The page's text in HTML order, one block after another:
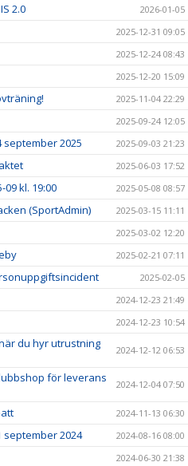
2.0 2026-01-05
2025-12-31 09:05
2025-12-24 08:43
2025-12-20 15:09
2025-11-04 22:29
2025-09-24 12:05
2025 2025-09-03 21:23
2025-06-03 17:52
09 kl. 19:00 2025-05-08 08:57
(SportAdmin) 2025-03-15 11:11
2025-03-02 12:20
2025-02-21 07:11
2025-02-05
2024-12-23 21:49
2024-12-23 10:54
du hyr utrustning
2024-12-12 06:53
för leverans
2024-12-04 07:50
2024-11-13 06:30
september 2024 2024-08-16 08:00
2024-06-30 21:38